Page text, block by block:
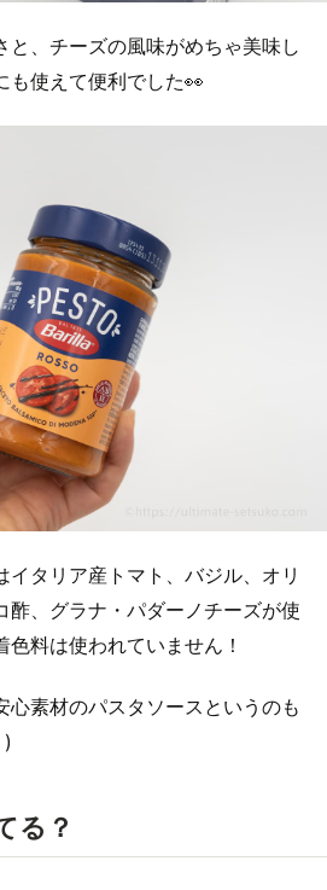
と、チーズの風味がめちゃ美味し
も使えて便利でした👀
タリア産トマト、バジル、オリ
酢、グラナ・パダーノチーズが使
料は使われていません！
心素材のパスタソースというのも
る？